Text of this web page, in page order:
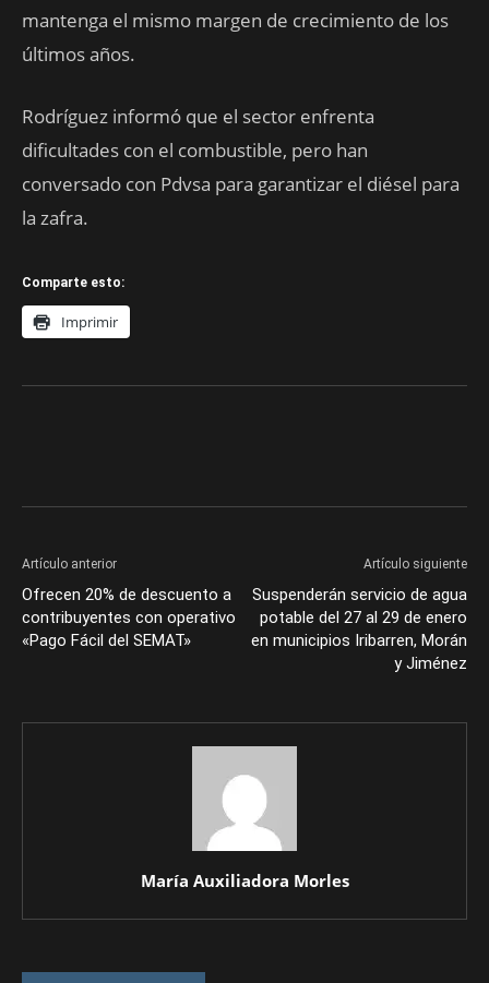
mantenga el mismo margen de crecimiento de los
últimos años.
Rodríguez informó que el sector enfrenta
dificultades con el combustible, pero han
conversado con Pdvsa para garantizar el diésel para
la zafra.
Comparte esto:
Imprimir
Artículo anterior
Ofrecen 20% de descuento a
contribuyentes con operativo
«Pago Fácil del SEMAT»
Artículo siguiente
Suspenderán servicio de agua
potable del 27 al 29 de enero
en municipios Iribarren, Morán
y Jiménez
María Auxiliadora Morles